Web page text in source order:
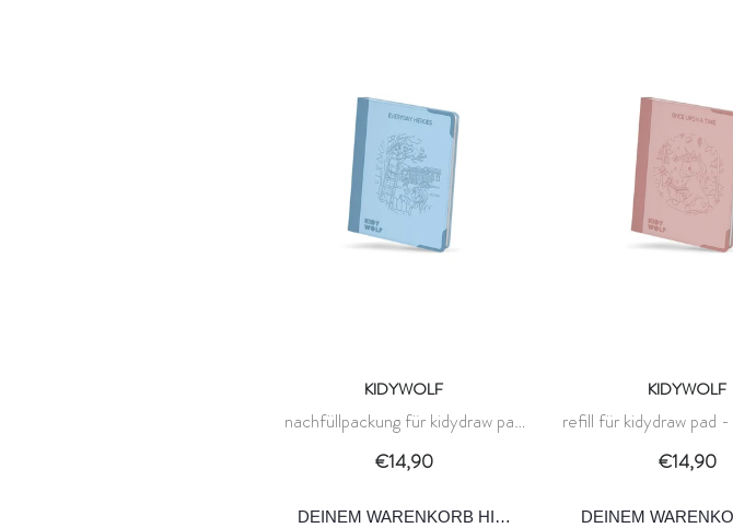
KIDYWOLF
nachfüllpackung für kidydraw pad
– everyday heroes 6+ – kidywolf
€14,90
DEINEM WARENKORB HINZUFÜGEN
KIDYWOLF
refill für kidydraw pad -
a time 6+ -
€14,90
DEINEM